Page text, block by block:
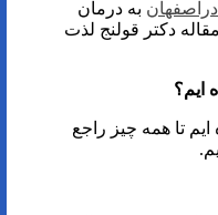
دراصفهان به درمان
دکتر قولنج لذت
ایم؟
تا همه چیز راجع